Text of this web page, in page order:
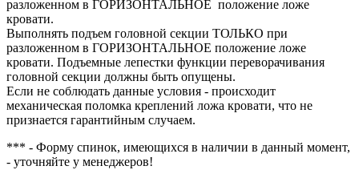
разложенном в ГОРИЗОНТАЛЬНОЕ положение ложе
кровати.
Выполнять подъем головной секции ТОЛЬКО при
разложенном в ГОРИЗОНТАЛЬНОЕ положение ложе
кровати. Подъемные лепестки функции переворачивания
головной секции должны быть опущены.
Если не соблюдать данные условия - происходит
механическая поломка креплений ложа кровати, что не
признается гарантийным случаем.
*** - Форму спинок, имеющихся в наличии в данный момент,
- уточняйте у менеджеров!